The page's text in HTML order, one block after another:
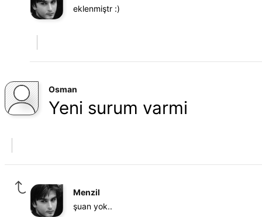
eklenmiştr :)
Osman
Yeni surum varmi
Menzil
şuan yok..